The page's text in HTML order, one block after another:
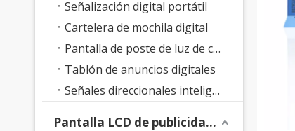
Señalización digital portátil
Cartelera de mochila digital
Pantalla de poste de luz de calle inteligente
Tablón de anuncios digitales
Señales direccionales inteligentes
Pantalla LCD de publicidad interior